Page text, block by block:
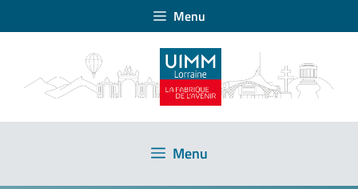
Menu
Menu